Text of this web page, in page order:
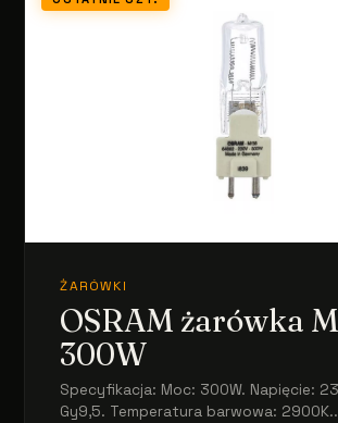
ŻARÓWKI
OSRAM żarówka
300W
Specyfikacja: Moc: 300W. Napięcie:
Gy9,5. Temperatura barwowa: